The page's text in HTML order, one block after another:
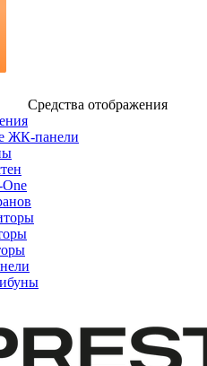
Средства отображения
ЖК-панели